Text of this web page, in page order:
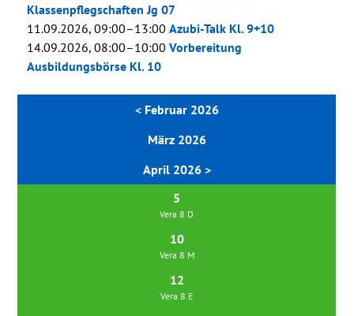
< Februar 2026
März 2026
April 2026 >
5
Vera 8 D
10
Vera 8 M
12
Vera 8 E
Klassenpflegschaften Jg 07
11.09.2026, 09:00–13:00 Azubi-Talk Kl. 9+10
14.09.2026, 08:00–10:00 Vorbereitung
Ausbildungsbörse Kl. 10